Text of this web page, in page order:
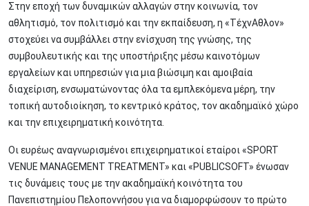
Στην εποχή των δυναμικών αλλαγών στην κοινωνία, τον
αθλητισμό, τον πολιτισμό και την εκπαίδευση, η «ΤέχνΑθλον»
στοχεύει να συμβάλλει στην ενίσχυση της γνώσης, της
συμβουλευτικής και της υποστήριξης μέσω καινοτόμων
εργαλείων και υπηρεσιών για μια βιώσιμη και αμοιβαία
διαχείριση, ενσωματώνοντας όλα τα εμπλεκόμενα μέρη, την
τοπική αυτοδιοίκηση, το κεντρικό κράτος, τον ακαδημαϊκό χώρο
και την επιχειρηματική κοινότητα.
Οι ευρέως αναγνωρισμένοι επιχειρηματικοί εταίροι «SPORT
VENUE MANAGEMENT TREATMENT» και «PUBLICSOFT» ένωσαν
τις δυνάμεις τους με την ακαδημαϊκή κοινότητα του
Πανεπιστημίου Πελοποννήσου για να διαμορφώσουν το πρώτο